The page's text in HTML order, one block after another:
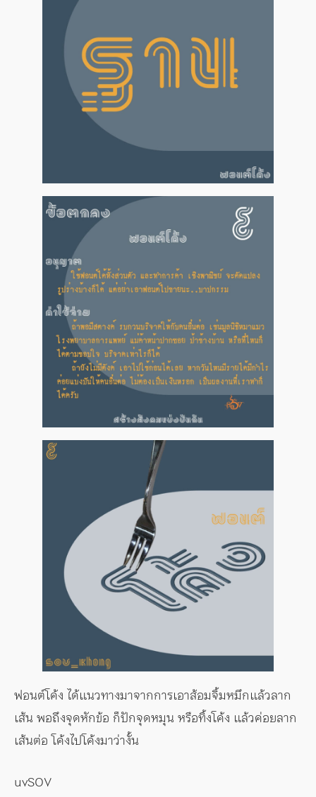
ฟอนต์โค้ง ได้แนวทางมาจากการเอาส้อมจิ้มหมึกแล้วลาก
เส้น พอถึงจุดหักข้อ ก็ปักจุดหมุน หรือทิ้งโค้ง แล้วค่อยลาก
เส้นต่อ โค้งไปโค้งมาว่างั้น
uvSOV